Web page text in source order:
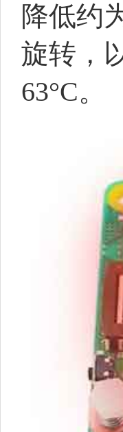
降低约
旋转，
63°C。